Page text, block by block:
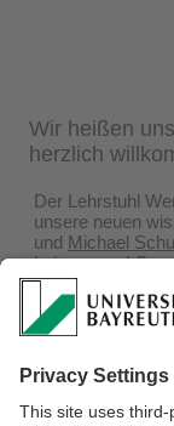
Wir heißen
herzlich
Der Lehrstuhl
unsere neuen
und Michael
bei uns am LS.
Datenschutzerklärung